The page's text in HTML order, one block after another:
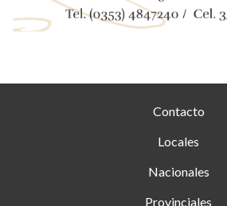
Contacto
Locales
Nacionales
Provinciales